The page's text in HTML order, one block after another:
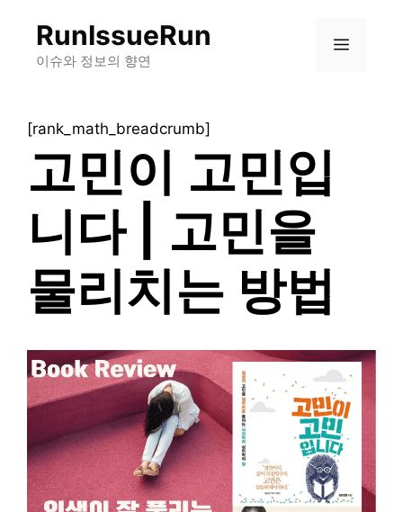
RunIssueRun
이슈와 정보의 향연
메
[rank_math_breadcrumb]
고민이 고민입
니다 | 고민을
물리치는 방법